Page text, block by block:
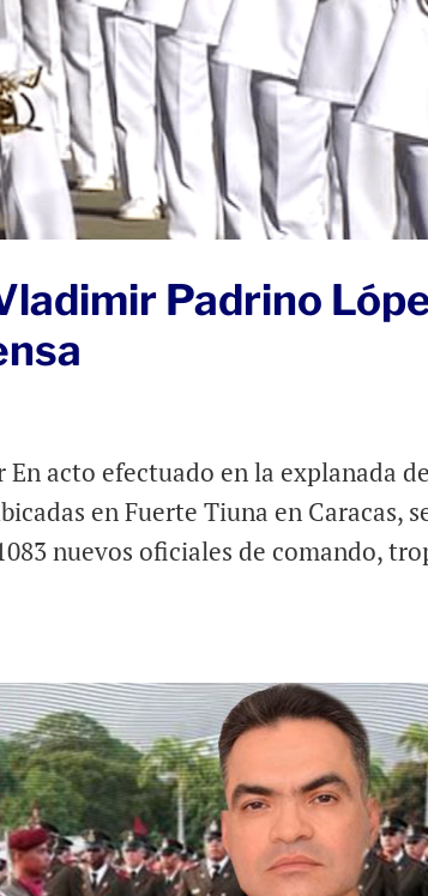
Padrino
acto efectuado en la explanada
en Fuerte Tiuna en Caracas,
nuevos oficiales de comando,